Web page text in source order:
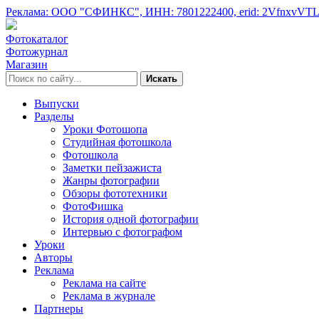
Реклама: ООО "СФИНКС", ИНН: 7801222400, erid:
Фотокаталог
Фотожурнал
Магазин
Искать
Выпуски
Разделы
Уроки Фотошопа
Студийная фотошкола
Фотошкола
Заметки пейзажиста
Жанры фотографии
Обзоры фототехники
ФотоФишка
История одной фотографии
Интервью с фотографом
Уроки
Авторы
Реклама
Реклама на сайте
Реклама в журнале
Партнеры